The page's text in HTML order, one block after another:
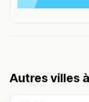
Autres villes